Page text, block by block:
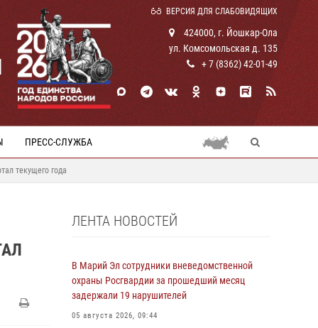
ВЕРСИЯ ДЛЯ СЛАБОВИДЯЩИХ
424000, г. Йошкар-Ола
ул. Комсомольская д. 135
+ 7 (8362) 42-01-49
ПРЕСС-СЛУЖБА
текущего года
ЛЕНТА НОВОСТЕЙ
В Марий Эл сотрудники вневедомственной
охраны Росгвардии за прошедший месяц
задержали 19 нарушителей
05 августа 2026, 09:44